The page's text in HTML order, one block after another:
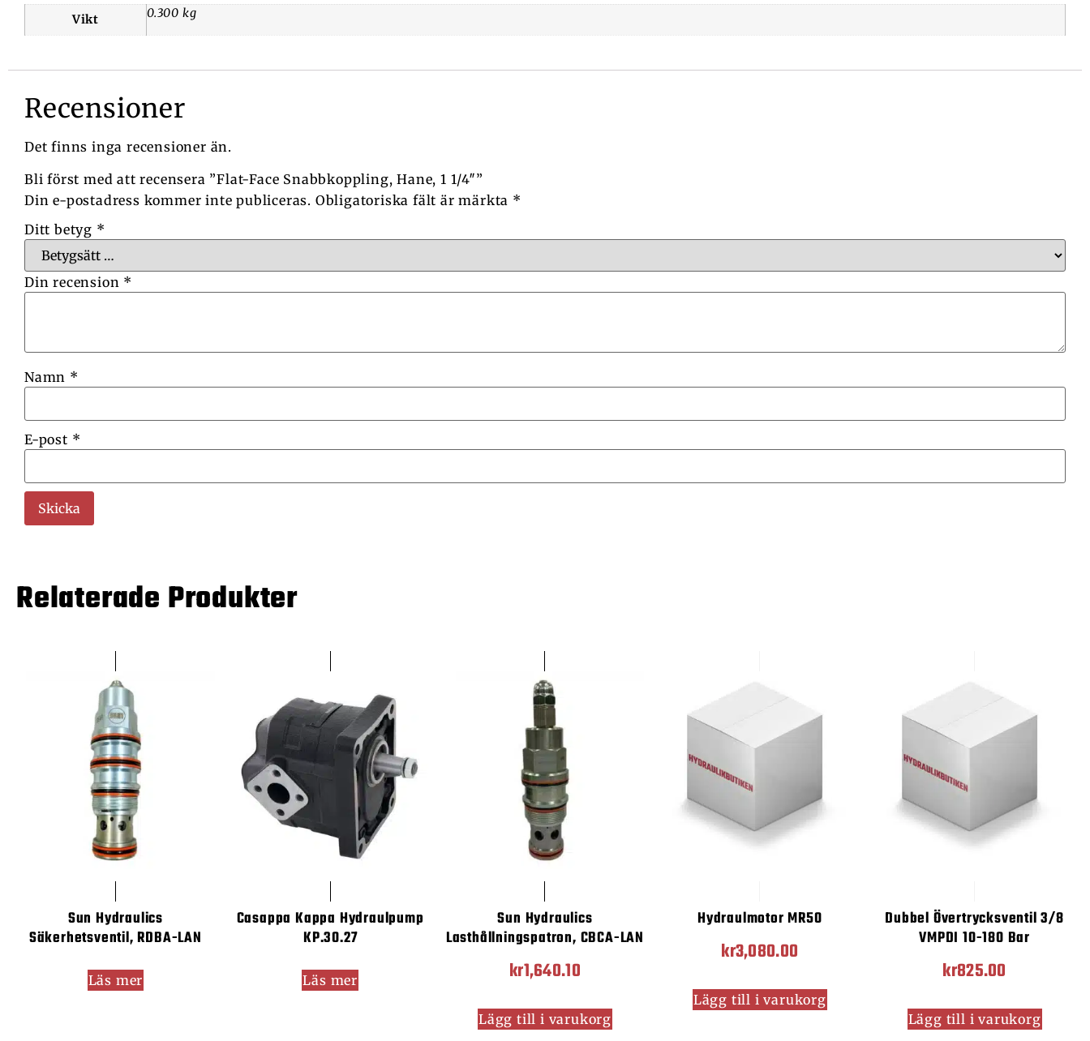
Vikt 0.300 kg
Recensioner
Det finns inga recensioner än.
Bli först med att recensera ”Flat-Face Snabbkoppling, Hane, 1 1/4″”
Din e-postadress kommer inte publiceras. Obligatoriska fält är märkta *
Ditt betyg *
Din recension *
Namn *
E-post *
Relaterade Produkter
Sun Hydraulics
Säkerhetsventil, RDBA-LAN
Läs mer
Casappa Kappa Hydraulpump
KP.30.27
Läs mer
Sun Hydraulics
Lasthållningspatron, CBCA-LAN
kr1,640.10
Lägg till i varukorg
Hydraulmotor MR50
kr3,080.00
Lägg till i varukorg
Dubbel Övertrycksventil 3/8
VMPDI 10-180 Bar
kr825.00
Lägg till i varukorg